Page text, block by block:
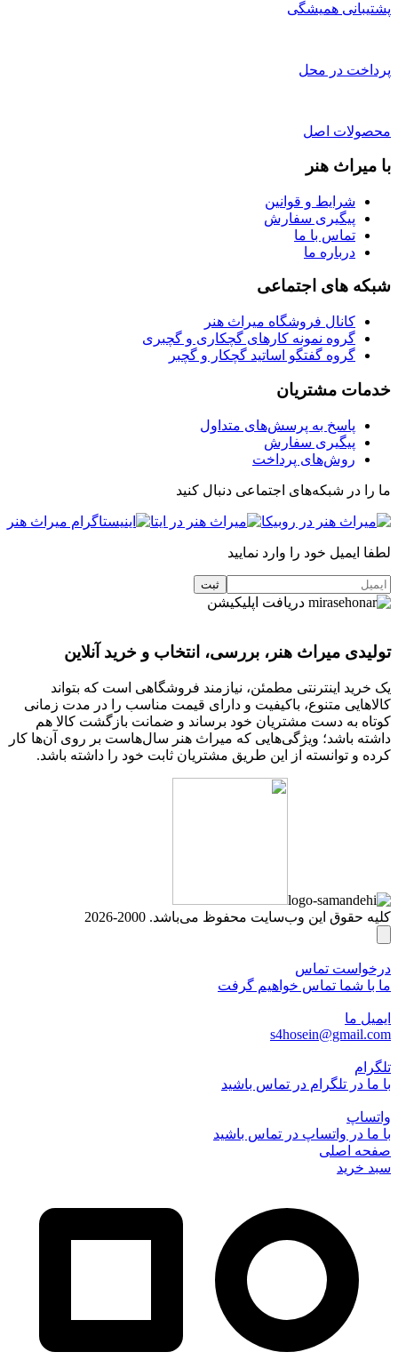
پشتیبانی همیشگی
پرداخت در محل
محصولات اصل
با میراث هنر
شرایط و قوانین
پیگیری سفارش
تماس با ما
درباره ما
شبکه های اجتماعی
کانال فروشگاه میراث هنر
گروه نمونه کارهای گچکاری و گچبری
گروه گفتگو اساتید گچکار و گچبر
خدمات مشتریان
پاسخ به پرسش‌های متداول
پیگیری سفارش
روش‌های پرداخت
ما را در شبکه‌های اجتماعی دنبال کنید
لطفا ایمیل خود را وارد نمایید
دریافت اپلیکیشن
تولیدی میراث هنر، بررسی، انتخاب و خرید آنلاین
یک خرید اینترنتی مطمئن، نیازمند فروشگاهی است که بتواند
کالاهایی متنوع، باکیفیت و دارای قیمت مناسب را در مدت زمانی
کوتاه به دست مشتریان خود برساند و ضمانت بازگشت کالا هم
داشته باشد؛ ویژگی‌هایی که میراث هنر سال‌هاست بر روی آن‌ها کار
کرده و توانسته از این طریق مشتریان ثابت خود را داشته باشد.
کلیه حقوق این وب‌سایت محفوظ می‌باشد. 2000-2026
درخواست تماس
ما با شما تماس خواهیم گرفت
ایمیل ما
s4hosein@gmail.com
تلگرام
با ما در تلگرام در تماس باشید
واتساپ
با ما در واتساپ در تماس باشید
صفحه اصلی
سبد خرید